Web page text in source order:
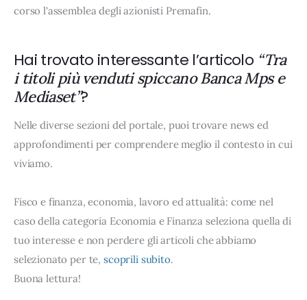
corso l'assemblea degli azionisti Premafin.
Hai trovato interessante l’articolo “Tra
i titoli più venduti spiccano Banca Mps e
Mediaset”?
Nelle diverse sezioni del portale, puoi trovare news ed
approfondimenti per comprendere meglio il contesto in cui
viviamo.
Fisco e finanza, economia, lavoro ed attualità: come nel
caso della categoria Economia e Finanza seleziona quella di
tuo interesse e non perdere gli articoli che abbiamo
selezionato per te, scoprili subito.
Buona lettura!